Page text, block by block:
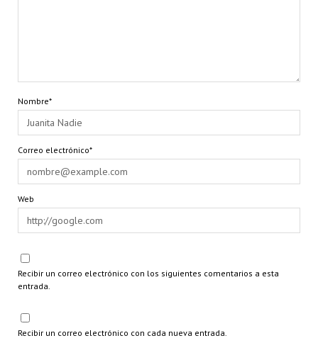
Nombre*
Correo electrónico*
Web
Recibir un correo electrónico con los siguientes comentarios a esta
entrada.
Recibir un correo electrónico con cada nueva entrada.